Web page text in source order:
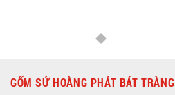
GỐM SỨ HOÀNG PHÁT BÁT TRÀNG